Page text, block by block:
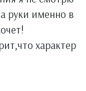
руки именно в
характер